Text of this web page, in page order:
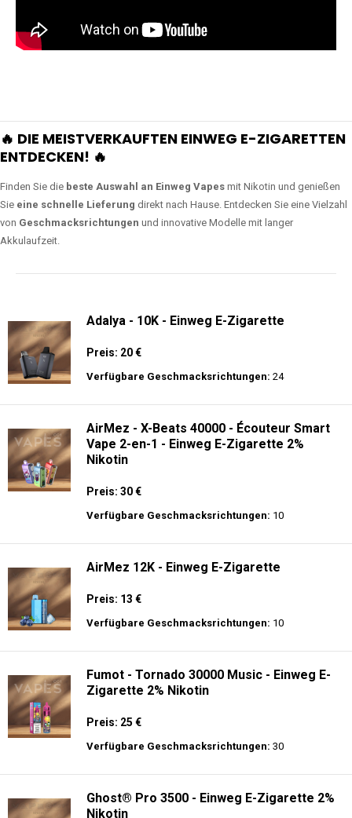
🔥 DIE MEISTVERKAUFTEN EINWEG E-ZIGARETTEN
ENTDECKEN! 🔥
Finden Sie die beste Auswahl an Einweg Vapes mit Nikotin und genießen
Sie eine schnelle Lieferung direkt nach Hause. Entdecken Sie eine Vielzahl
von Geschmacksrichtungen und innovative Modelle mit langer
Akkulaufzeit.
Adalya - 10K - Einweg E-Zigarette
Preis: 20 €
Verfügbare Geschmacksrichtungen: 24
AirMez - X-Beats 40000 - Écouteur Smart
Vape 2-en-1 - Einweg E-Zigarette 2%
Nikotin
Preis: 30 €
Verfügbare Geschmacksrichtungen: 10
AirMez 12K - Einweg E-Zigarette
Preis: 13 €
Verfügbare Geschmacksrichtungen: 10
Fumot - Tornado 30000 Music - Einweg E-
Zigarette 2% Nikotin
Preis: 25 €
Verfügbare Geschmacksrichtungen: 30
Ghost® Pro 3500 - Einweg E-Zigarette 2%
Nikotin